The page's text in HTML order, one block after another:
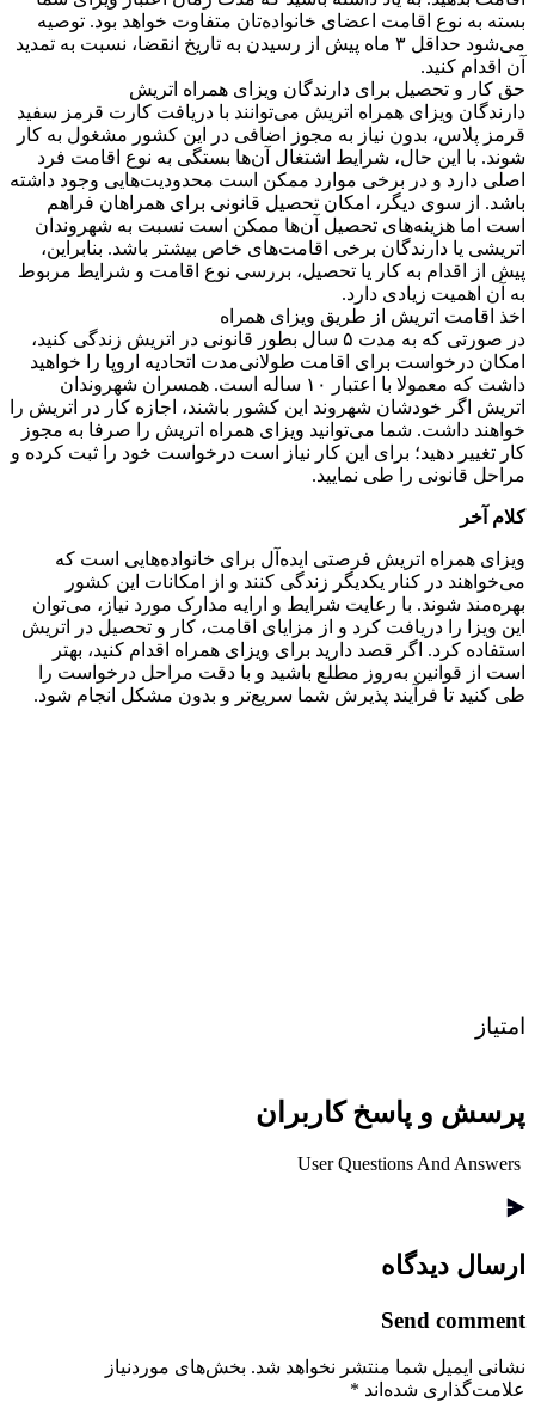
بسته به نوع اقامت اعضای خانواده‌تان متفاوت خواهد بود. توصیه
می‌شود حداقل ۳ ماه پیش از رسیدن به تاریخ انقضا، نسبت به تمدید
آن اقدام کنید.
حق کار و تحصیل برای دارندگان ویزای همراه اتریش
دارندگان ویزای همراه اتریش می‌توانند با دریافت کارت قرمز سفید
قرمز پلاس، بدون نیاز به مجوز اضافی در این کشور مشغول به کار
شوند. با این حال، شرایط اشتغال آن‌ها بستگی به نوع اقامت فرد
اصلی دارد و در برخی موارد ممکن است محدودیت‌هایی وجود داشته
باشد. از سوی دیگر، امکان تحصیل قانونی برای همراهان فراهم
است اما هزینه‌های تحصیل آن‌ها ممکن است نسبت به شهروندان
اتریشی یا دارندگان برخی اقامت‌های خاص بیشتر باشد. بنابراین،
پیش از اقدام به کار یا تحصیل، بررسی نوع اقامت و شرایط مربوط
به آن اهمیت زیادی دارد.
اخذ اقامت اتریش از طریق ویزای همراه
در صورتی که به مدت ۵ سال بطور قانونی در اتریش زندگی کنید،
امکان درخواست برای اقامت طولانی‌مدت اتحادیه اروپا را خواهید
داشت که معمولا با اعتبار ۱۰ ساله است. همسران شهروندان
اتریش اگر خودشان شهروند این کشور باشند، اجازه کار در اتریش را
خواهند داشت. شما می‌توانید ویزای همراه اتریش را صرفا به مجوز
کار تغییر دهید؛ برای این کار نیاز است درخواست خود را ثبت کرده و
مراحل قانونی را طی نمایید.
کلام آخر
ویزای همراه اتریش فرصتی ایده‌آل برای خانواده‌هایی است که
می‌خواهند در کنار یکدیگر زندگی کنند و از امکانات این کشور
بهره‌مند شوند. با رعایت شرایط و ارایه مدارک مورد نیاز، می‌توان
این ویزا را دریافت کرد و از مزایای اقامت، کار و تحصیل در اتریش
استفاده کرد. اگر قصد دارید برای ویزای همراه اقدام کنید، بهتر
است از قوانین به‌روز مطلع باشید و با دقت مراحل درخواست را
طی کنید تا فرآیند پذیرش شما سریع‌تر و بدون مشکل انجام شود.
امتیاز
پرسش و پاسخ کاربران
ارسال دیدگاه
Send comment
نشانی ایمیل شما منتشر نخواهد شد. بخش‌های موردنیاز
علامت‌گذاری شده‌اند *